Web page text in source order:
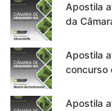
Apostila
da
Apostila
concurso
Apostila